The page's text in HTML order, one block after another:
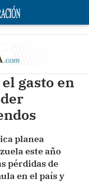
gasto en
planea
este año
pérdidas de
en el país y